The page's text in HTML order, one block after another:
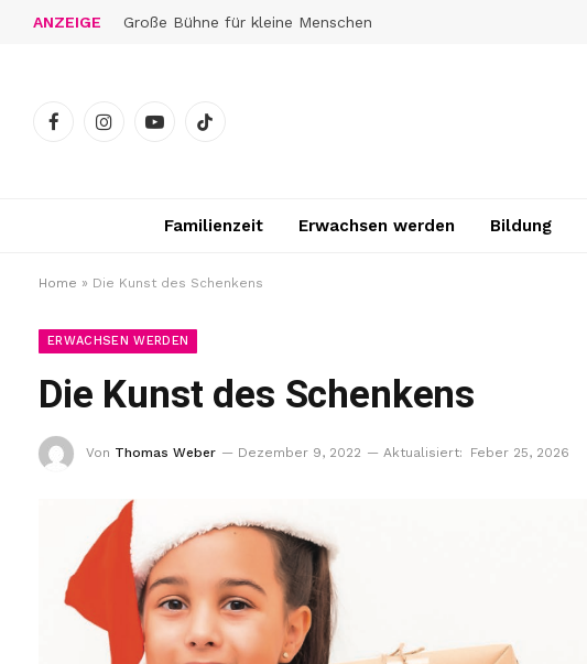
ANZEIGE Große Bühne für kleine Menschen
FacebookInstagramYouTubeTikTok
Familienzeit Erwachsen werden Bildung
Home » Die Kunst des Schenkens
ERWACHSEN WERDEN
Die Kunst des Schenkens
Von Thomas Weber Dezember 9, 2022 Aktualisiert: Feber 25, 2026